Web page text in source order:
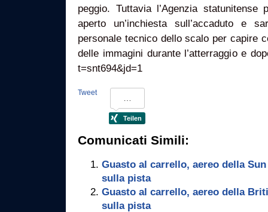
peggio. Tuttavia l’Agenzia
aperto un’inchiesta sull’accaduto e
personale tecnico dello scalo per capire
delle immagini durante l’atterraggio e
t=snt694&jd=1
Tweet
Comunicati Simili:
Guasto al carrello, aereo della
sulla pista
Guasto al carrello, aereo della
sulla pista